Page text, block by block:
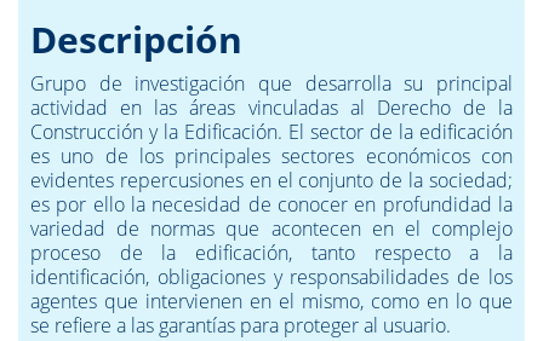
Descripción
Grupo de investigación que desarrolla su principal
actividad en las áreas vinculadas al Derecho de la
Construcción y la Edificación. El sector de la edificación
es uno de los principales sectores económicos con
evidentes repercusiones en el conjunto de la sociedad;
es por ello la necesidad de conocer en profundidad la
variedad de normas que acontecen en el complejo
proceso de la edificación, tanto respecto a la
identificación, obligaciones y responsabilidades de los
agentes que intervienen en el mismo, como en lo que
se refiere a las garantías para proteger al usuario.